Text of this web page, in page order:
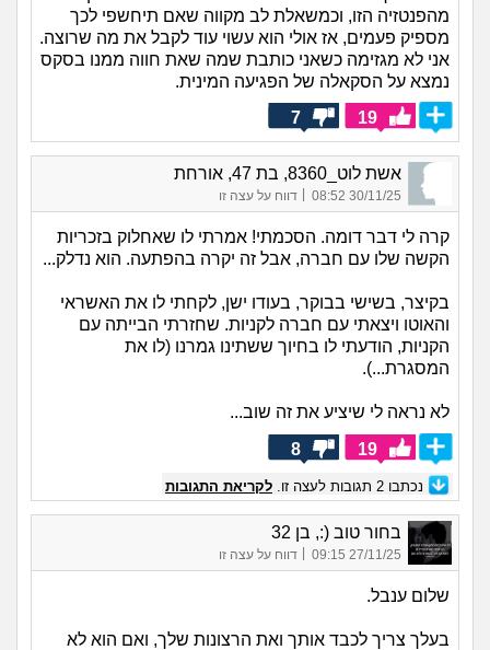
מהפנטזיה הזו, וכמשאלת לב מקווה שאם תיחשפי לכך
מספיק פעמים, אז אולי הוא עשוי עוד לקבל את מה שרוצה.
אני לא מגזימה כשאני כותבת שמה שאת חווה ממנו בסקס
נמצא על הסקאלה של הפגיעה המינית.
19
7
אשת לוט_8360, בת 47, אורחת
30/11/25 08:52 דווח על עצה זו
קרה לי דבר דומה. הסכמתי! אמרתי לו שאחלוק בזכריות
הקשה שלו עם חברה, אבל זה יקרה בהפתעה. הוא נדלק...
בקיצר, בשישי בבוקר, בעודו ישן, לקחתי לו את האשראי
והאוטו ויצאתי עם חברה לקניות. שחזרתי הבייתה עם
הקניות, הודעתי לו בחיוך ששתינו גמרנו (לו את
המסגרת...).
לא נראה לי שיציע את זה שוב...
19
8
נכתבו 2 תגובות לעצה זו. לקריאת התגובות
בחור טוב (:, בן 32
27/11/25 09:15
| דווח על עצה זו
שלום ענבל.
בעלך צריך לכבד אותך ואת הרצונות שלך, ואם הוא לא